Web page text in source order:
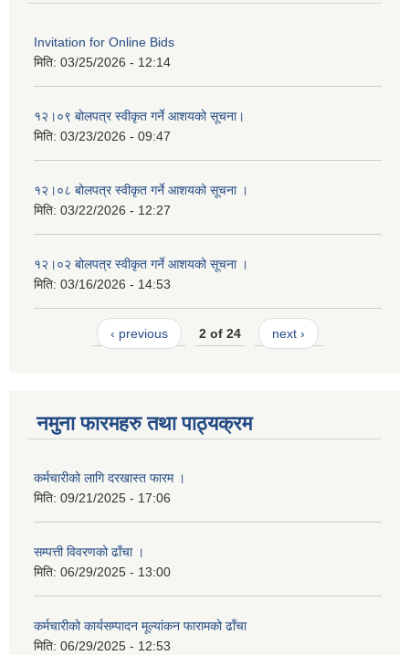
Invitation for Online Bids
मिति: 03/25/2026 - 12:14
१२।०९ बोलपत्र स्वीकृत गर्ने आशयको सूचना।
मिति: 03/23/2026 - 09:47
१२।०८ बोलपत्र स्वीकृत गर्ने आशयको सूचना ।
मिति: 03/22/2026 - 12:27
१२।०२ बोलपत्र स्वीकृत गर्ने आशयको सूचना ।
मिति: 03/16/2026 - 14:53
‹ previous 2 of 24 next ›
नमुना फारमहरु तथा पाठ्यक्रम
कर्मचारीको लागि दरखास्त फारम ।
मिति: 09/21/2025 - 17:06
सम्पत्ती विवरणको ढाँचा ।
मिति: 06/29/2025 - 13:00
कर्मचारीको कार्यसम्पादन मूल्यांकन फारामको ढाँचा
मिति: 06/29/2025 - 12:53